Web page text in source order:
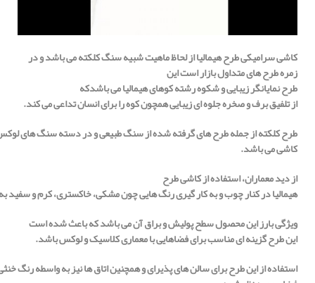
کاشی سرامیکی طرح هیمالیا از لحاظ ماهیت شبیه سنگ کلکته می باشد و در
زمره طرح های متداول بازار است این
طرحنمایانگرزیباییوشکوهرشتهکوهایهیمالیا می باشدکه
ازتلفیقبرفوصخرهجلوه ایزیباییهمچونکوهرابرایانسانتداعیمیکند.
طرحکلکتهازجملهطرحهایگرفتهشدهازسنگطبیعیودردستهسنگهای
کاشیمیباشد.
از دید معماران، استفاده از کاشی طرح
هیمالیادرکنارچوبوبهکارگیریرنگهاییچونمشکی،خاکستری،کرموسفید
ویژگی بارز این محصول سطح پولیش و براق آن می باشد که باعث شده است
این طرح گزینه ای مناسب برای فضاهایی با معماری کلاسیک و لوکس باشد.
استفادهازاینطرحبرایسالنهایپذیرایوهمچنیناتاقهانیزبهواسطهرنگ